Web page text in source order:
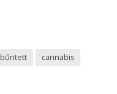
bűntett
cannabis